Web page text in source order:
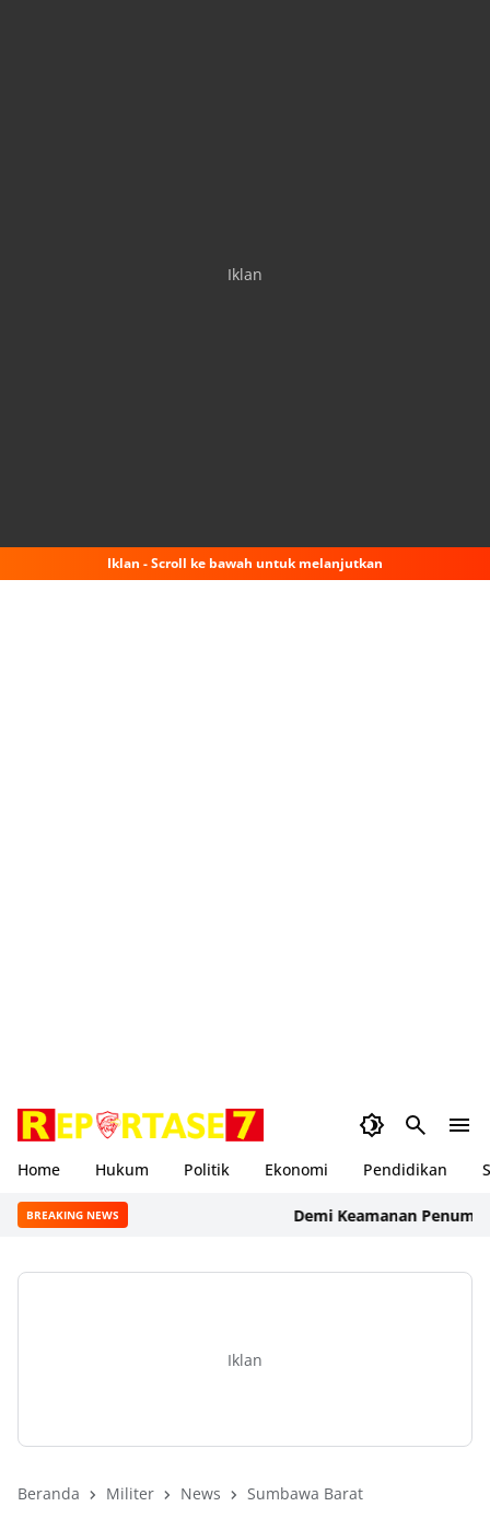
Iklan
Iklan - Scroll ke bawah untuk melanjutkan
Home Hukum Politik Ekonomi Pendidikan
BREAKING NEWS Demi Keamanan
Iklan
Beranda Militer News Sumbawa Barat